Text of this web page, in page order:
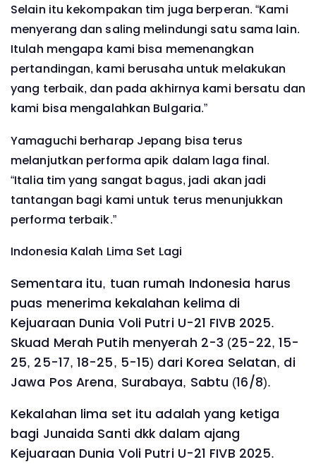
Selain itu kekompakan tim juga berperan. “Kami
menyerang dan saling melindungi satu sama lain.
Itulah mengapa kami bisa memenangkan
pertandingan, kami berusaha untuk melakukan
yang terbaik, dan pada akhirnya kami bersatu dan
kami bisa mengalahkan Bulgaria.”
Yamaguchi berharap Jepang bisa terus
melanjutkan performa apik dalam laga final.
“Italia tim yang sangat bagus, jadi akan jadi
tantangan bagi kami untuk terus menunjukkan
performa terbaik.”
Indonesia Kalah Lima Set Lagi
Sementara itu, tuan rumah Indonesia harus
puas menerima kekalahan kelima di
Kejuaraan Dunia Voli Putri U-21 FIVB 2025.
Skuad Merah Putih menyerah 2-3 (25-22, 15-
25, 25-17, 18-25, 5-15) dari Korea Selatan, di
Jawa Pos Arena, Surabaya, Sabtu (16/8).
Kekalahan lima set itu adalah yang ketiga
bagi Junaida Santi dkk dalam ajang
Kejuaraan Dunia Voli Putri U-21 FIVB 2025.